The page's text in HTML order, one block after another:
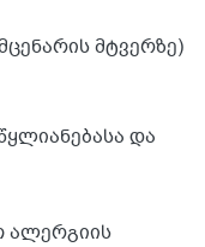
მტვერზე)
და
ალერგიის